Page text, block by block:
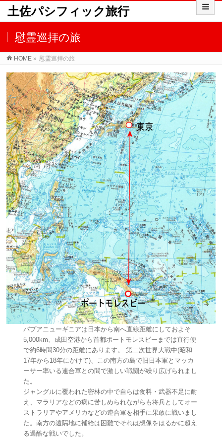
土佐パシフィック旅行
慰霊巡拝の旅
HOME » 慰霊巡拝の旅
パプアニューギニアは日本から南へ直線距離にしておよそ
5,000km、成田空港から首都ポートモレスビーまでは直行便
で約6時間30分の距離にあります。 第二次世界大戦中(昭和
17年から18年にかけて)、この南方の島で旧日本軍とマッカ
ーサー率いる連合軍との間で激しい戦闘が繰り広げられまし
た。
ジャングルに覆われた密林の中で自らは食料・武器不足に耐
え、マラリアなどの病に苦しめられながらも将兵としてオー
ストラリアやアメリカなどの連合軍を相手に果敢に戦いまし
た。南方の遠隔地に補給は困難でそれは想像をはるかに超え
る過酷な戦いでした。